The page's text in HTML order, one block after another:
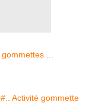
#.. Activité gommette